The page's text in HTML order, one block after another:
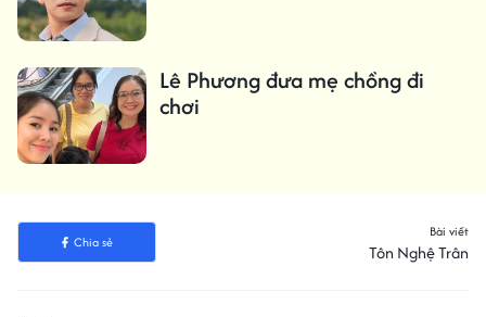
Lê Phương đưa mẹ chồng đi
chơi
Chia sẻ
Bài viết
Tôn Nghệ Trân